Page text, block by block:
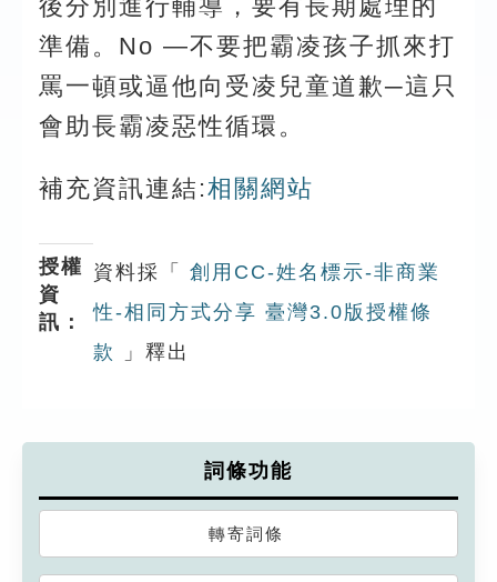
後分別進行輔導，要有長期處理的
準備。No —不要把霸凌孩子抓來打
罵一頓或逼他向受凌兒童道歉─這只
會助長霸凌惡性循環。
補充資訊連結:相關網站
授權
資
訊：
資料採「
創用CC-姓名標示-非商業
性-相同方式分享 臺灣3.0版授權條
款
」釋出
詞條功能
轉寄詞條